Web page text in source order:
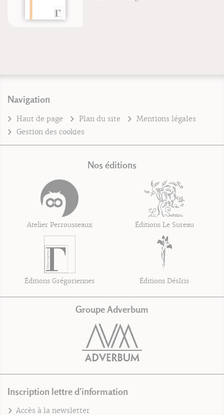
Navigation
Haut de page Plan du site
Mentions légales
Gestion des cookies
Nos éditions
Atelier Perrousseaux Éditions Le Sureau
Éditions Grégoriennes Éditions DésIris
Groupe Adverbum
Inscription lettre d'information
Accès à la newsletter